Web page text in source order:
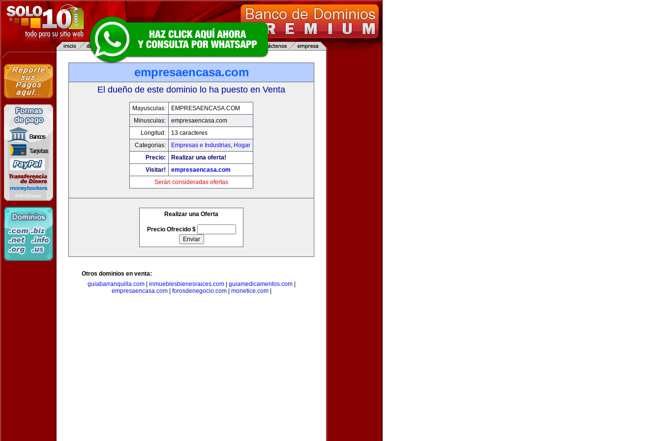
empresaencasa.com
El dueño de este dominio lo ha puesto en Venta
Mayusculas:
EMPRESAENCASA.COM
Minusculas:
empresaencasa.com
Longitud:
13 caracteres
Categorias:
Empresas e Industrias, Hogar
Precio:
Realizar una oferta!
Visitar!
empresaencasa.com
Serán consideradas ofertas
Realizar una Oferta
Precio Ofrecido $
Otros dominios en venta:
guiabarranquilla.com| inmueblesbienesraices.com| guiamedicamentos.com|
empresaencasa.com| forosdenegocio.com| monetice.com|